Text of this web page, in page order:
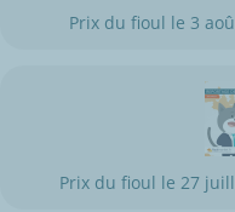
Prix du fioul le 3
Prix du fioul le 27